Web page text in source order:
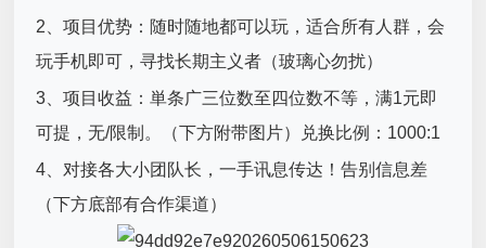
2、项目优势：随时随地都可以玩，适合所有人群，会
玩手机即可，寻找长期主义者（玻璃心勿扰）
3、项目收益：単条广三位数至四位数不等，满1元即
可提，无/限制。（下方附带图片）兑换比例：1000:1
4、对接各大小团队长，一手讯息传达！告别信息差
（下方底部有合作渠道）